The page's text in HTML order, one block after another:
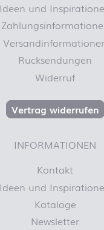
Ideen und
Rücksendungen
Widerruf
Vertrag widerrufen
INFORMATIONEN
Kontakt
Ideen und
Kataloge
Newsletter